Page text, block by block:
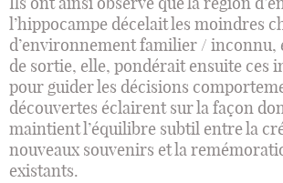
l’hippocampe décelait les moindres
d’environnement familier / inconnu,
de sortie, elle, pondérait ensuite ces
pour guider les décisions
découvertes éclairent sur la façon
maintient l’équilibre subtil entre la
nouveaux souvenirs et la
existants.